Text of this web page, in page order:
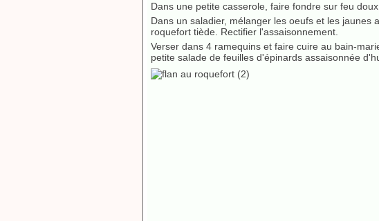
Dans une petite casserole, faire fondre sur feu
Dans un saladier, mélanger les oeufs et les jaunes
roquefort tiède. Rectifier l'assaisonnement.
Verser dans 4 ramequins et faire cuire au bain-
petite salade de feuilles d'épinards assaisonnée